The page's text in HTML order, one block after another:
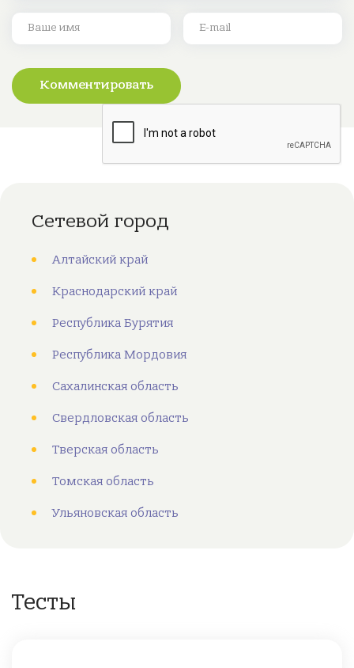
Комментировать
Сетевой город
Алтайский край
Краснодарский край
Республика Бурятия
Республика Мордовия
Сахалинская область
Свердловская область
Тверская область
Томская область
Ульяновская область
Тесты